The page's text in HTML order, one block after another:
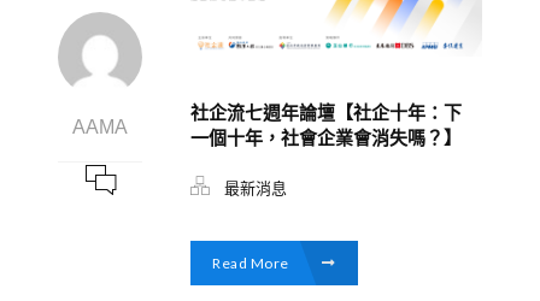
AAMA
社企流七週年論壇【社企十年：下
一個十年，社會企業會消失嗎？】
最新消息
Read More